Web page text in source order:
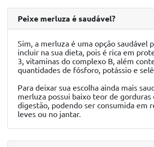
Peixe merluza é saudável?
Sim, a merluza é uma opção saudável
incluir na sua dieta, pois é rica em
3, vitaminas do complexo B, além
quantidades de fósforo, potássio e
Para deixar sua escolha ainda mais
merluza possui baixo teor de gorduras
digestão, podendo ser consumida em
leves ou no jantar.